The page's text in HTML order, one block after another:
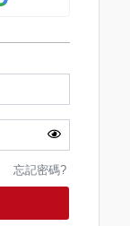
忘記密碼?